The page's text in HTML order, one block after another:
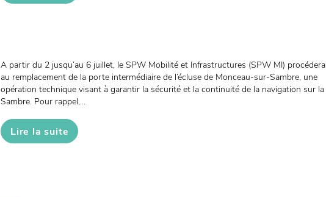
A partir du 2 jusqu’au 6 juillet, le SPW Mobilité et Infrastructures (SPW MI) procédera
au remplacement de la porte intermédiaire de l’écluse de Monceau-sur-Sambre, une
opération technique visant à garantir la sécurité et la continuité de la navigation sur la
Sambre. Pour rappel,...
Lire la suite